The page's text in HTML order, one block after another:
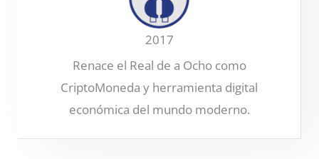
2017
Renace el Real de a Ocho como
CriptoMoneda y herramienta digital
económica del mundo moderno.